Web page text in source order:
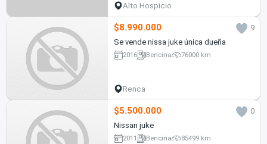
Alto Hospicio
$8.990.000
9
Se vende nissa juke única dueña
2016 Bencina 76000 km
Renca
$5.500.000
0
Nissan juke
2011 Bencina 85499 km